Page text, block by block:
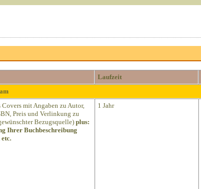
Laufzeit
mit Angaben zu Autor,
Preis und Verlinkung zu
Bezugsquelle)plus:
Ihrer Buchbeschreibung
1 Jahr